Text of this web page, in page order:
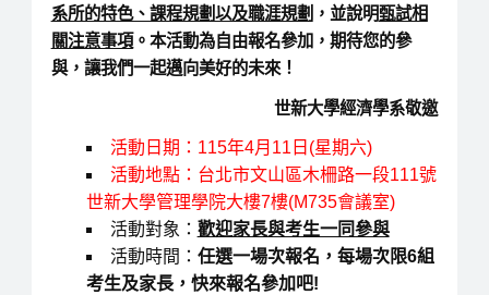
系所的特色、課程規劃以及職涯規劃 ，並說明甄試相
關注意事項。本活動為自由報名參加，期待您的參
與，讓我們一起邁向美好的未來！
世新大學經濟學系敬邀
活動日期：115年4月11日(星期六)
活動地點：台北市文山區木柵路一段111號
世新大學管理學院大樓7樓(M735會議室)
活動對象： 歡迎家長與考生一同參與
活動時間： 任選一場次報名，每場次限6組
考生及家長，快來報名參加吧!